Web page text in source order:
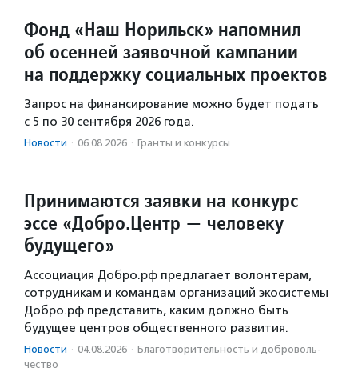
Фонд «Наш Норильск» напомнил
об осенней заявочной кампании
на поддержку социальных проектов
Запрос на финансирование можно будет подать
с 5 по 30 сентября 2026 года.
Новости · 06.08.2026 · Гранты и конкурсы
Принимаются заявки на конкурс
эссе «Добро.Центр — человеку
будущего»
Ассоциация Добро.рф предлагает волонтерам,
сотрудникам и командам организаций экосистемы
Добро.рф представить, каким должно быть
будущее центров общественного развития.
Новости · 04.08.2026 · Благотвори­тель­ность и доброволь­
чест­во